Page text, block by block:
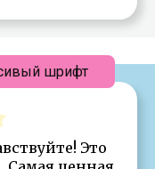
Это
шрифт